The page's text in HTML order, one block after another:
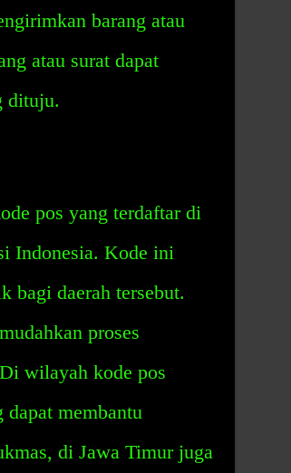
barang atau
atau surat dapat
dituju.
pos yang terdaftar di
Indonesia. Kode ini
bagi daerah tersebut.
proses
wilayah kode pos
dapat membantu
di Jawa Timur juga